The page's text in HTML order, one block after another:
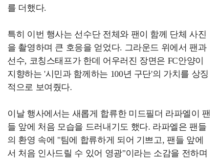
를 더했다.
특히 이번 행사는 선수단 전체와 팬이 함께 단체 사진
을 촬영하며 큰 호응을 얻었다. 그라운드 위에서 팬과
선수, 코칭스태프가 한데 어우러진 장면은 FC안양이
지향하는 '시민과 함께하는 100년 구단'의 가치를 상징
적으로 보여줬다.
이날 행사에서는 새롭게 합류한 미드필더 라파엘이 팬
들 앞에 처음 모습을 드러내기도 했다. 라파엘은 팬들
의 환영 속에 "팀에 합류하게 되어 기쁘고, 팬들 앞에
서 처음 인사드릴 수 있어 영광"이라는 소감을 전하며